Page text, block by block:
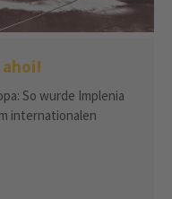
So wurde Implenia
internationalen